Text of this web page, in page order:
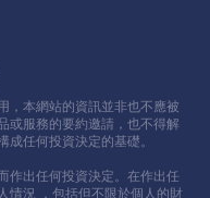
，本網站的資訊並非也不應被
或服務的要約邀請，也不得解
任何投資決定的基礎。
作出任何投資決定。在作出任
情況 ，包括但不限於個⼈的財